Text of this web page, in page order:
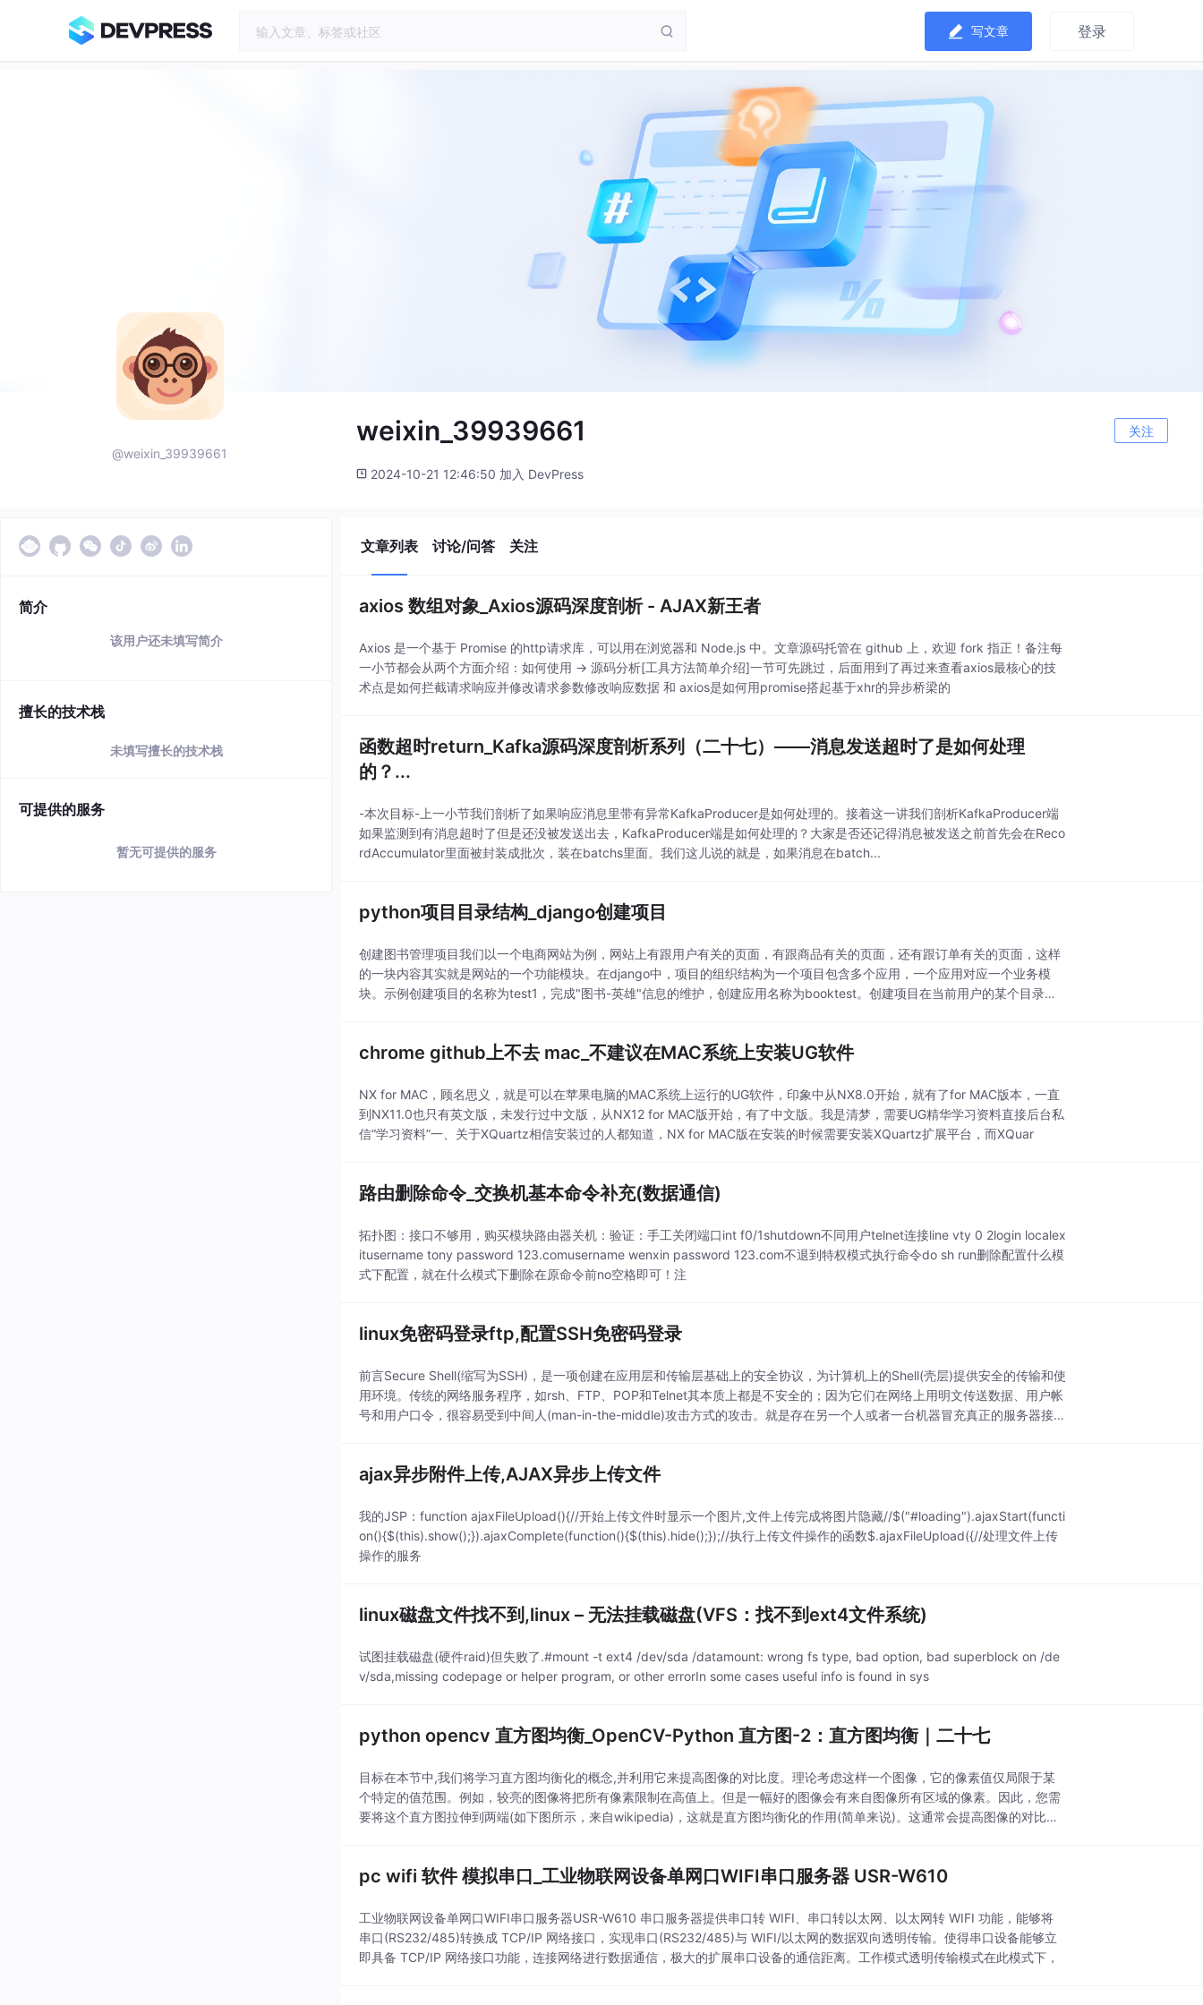
写文章 登录
@weixin_39939661
weixin_39939661 关注
2024-10-21 12:46:50 加入 DevPress
简介
该用户还未填写简介
擅长的技术栈
未填写擅长的技术栈
可提供的服务
暂无可提供的服务
文章列表 讨论/问答 关注
axios 数组对象_Axios源码深度剖析 - AJAX新王者
Axios 是一个基于 Promise 的http请求库，可以用在浏览器和 Node.js 中。文章源码托管在 github 上，欢迎 fork 指正！备注每
一小节都会从两个方面介绍：如何使用 -> 源码分析[工具方法简单介绍]一节可先跳过，后面用到了再过来查看axios最核心的技
术点是如何拦截请求响应并修改请求参数修改响应数据 和 axios是如何用promise搭起基于xhr的异步桥梁的
函数超时return_Kafka源码深度剖析系列（二十七）——消息发送超时了是如何处理
的？...
-本次目标-上一小节我们剖析了如果响应消息里带有异常KafkaProducer是如何处理的。接着这一讲我们剖析KafkaProducer端
如果监测到有消息超时了但是还没被发送出去，KafkaProducer端是如何处理的？大家是否还记得消息被发送之前首先会在Reco
rdAccumulator里面被封装成批次，装在batchs里面。我们这儿说的就是，如果消息在batch...
python项目目录结构_django创建项目
创建图书管理项目我们以一个电商网站为例，网站上有跟用户有关的页面，有跟商品有关的页面，还有跟订单有关的页面，这样
的一块内容其实就是网站的一个功能模块。在django中，项目的组织结构为一个项目包含多个应用，一个应用对应一个业务模
块。示例创建项目的名称为test1，完成"图书-英雄"信息的维护，创建应用名称为booktest。创建项目在当前用户的某个目录下
chrome github上不去 mac_不建议在MAC系统上安装UG软件
NX for MAC，顾名思义，就是可以在苹果电脑的MAC系统上运行的UG软件，印象中从NX8.0开始，就有了for MAC版本，一直
到NX11.0也只有英文版，未发行过中文版，从NX12 for MAC版开始，有了中文版。我是清梦，需要UG精华学习资料直接后台私
信“学习资料”一、关于XQuartz相信安装过的人都知道，NX for MAC版在安装的时候需要安装XQuartz扩展平台，而XQuar
路由删除命令_交换机基本命令补充(数据通信)
拓扑图：接口不够用，购买模块路由器关机：验证：手工关闭端口int f0/1shutdown不同用户telnet连接line vty 0 2login localex
itusername tony password 123.comusername wenxin password 123.com不退到特权模式执行命令do sh run删除配置什么模
式下配置，就在什么模式下删除在原命令前no空格即可！注
linux免密码登录ftp,配置SSH免密码登录
前言Secure Shell(缩写为SSH)，是一项创建在应用层和传输层基础上的安全协议，为计算机上的Shell(壳层)提供安全的传输和使
用环境。传统的网络服务程序，如rsh、FTP、POP和Telnet其本质上都是不安全的；因为它们在网络上用明文传送数据、用户帐
号和用户口令，很容易受到中间人(man-in-the-middle)攻击方式的攻击。就是存在另一个人或者一台机器冒充真正的服务器接收
ajax异步附件上传,AJAX异步上传文件
我的JSP：function ajaxFileUpload(){//开始上传文件时显示一个图片,文件上传完成将图片隐藏//$("#loading").ajaxStart(functi
on(){$(this).show();}).ajaxComplete(function(){$(this).hide();});//执行上传文件操作的函数$.ajaxFileUpload({//处理文件上传
操作的服务
linux磁盘文件找不到,linux – 无法挂载磁盘(VFS：找不到ext4文件系统)
试图挂载磁盘(硬件raid)但失败了.#mount -t ext4 /dev/sda /datamount: wrong fs type, bad option, bad superblock on /de
v/sda,missing codepage or helper program, or other errorIn some cases useful info is found in sys
python opencv 直方图均衡_OpenCV-Python 直方图-2：直方图均衡｜二十七
目标在本节中,我们将学习直方图均衡化的概念,并利用它来提高图像的对比度。理论考虑这样一个图像，它的像素值仅局限于某
个特定的值范围。例如，较亮的图像将把所有像素限制在高值上。但是一幅好的图像会有来自图像所有区域的像素。因此，您需
要将这个直方图拉伸到两端(如下图所示，来自wikipedia)，这就是直方图均衡化的作用(简单来说)。这通常会提高图像的对比
pc wifi 软件 模拟串口_工业物联网设备单网口WIFI串口服务器 USR-W610
工业物联网设备单网口WIFI串口服务器USR-W610 串口服务器提供串口转 WIFI、串口转以太网、以太网转 WIFI 功能，能够将
串口(RS232/485)转换成 TCP/IP 网络接口，实现串口(RS232/485)与 WIFI/以太网的数据双向透明传输。使得串口设备能够立
即具备 TCP/IP 网络接口功能，连接网络进行数据通信，极大的扩展串口设备的通信距离。工作模式透明传输模式在此模式下，